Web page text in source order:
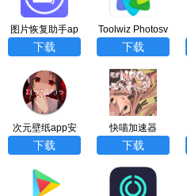
图片恢复助手ap
p
下载
Toolwiz Photosv
11.12安卓版
下载
次元壁纸app安
卓版
下载
快喵加速器
下载